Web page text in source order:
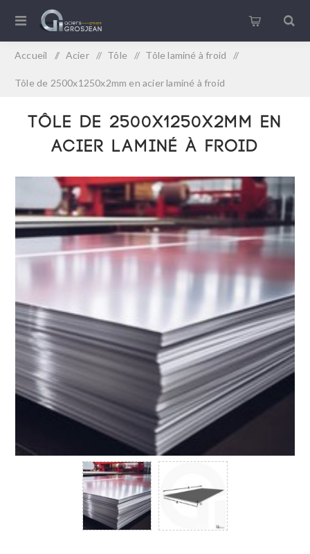
Accueil / Acier / Tôle / Tôle laminé à froid /
Tôle de 2500x1250x2mm en acier laminé à froid
Tôle de 2500x1250x2mm en
acier laminé à froid